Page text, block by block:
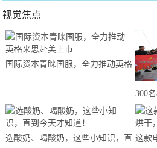
视觉焦点
国际资本青睐国服，全力推动英格
300
马拉
站欢
选酸奶、喝酸奶，这些小知识，直 这款